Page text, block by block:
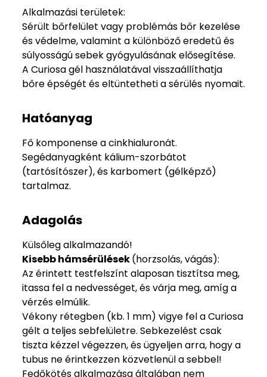
Alkalmazási területek:
Sérült bőrfelület vagy problémás bőr kezelése
és védelme, valamint a különböző eredetű és
súlyosságú sebek gyógyulásának elősegítése.
A Curiosa gél használatával visszaállíthatja
bőre épségét és eltüntetheti a sérülés nyomait.
Hatóanyag
Fő komponense a cinkhialuronát.
Segédanyagként kálium-szorbátot
(tartósítószer), és karbomert (gélképző)
tartalmaz.
Adagolás
Külsőleg alkalmazandó!
Kisebb hámsérülések(horzsolás, vágás):
Az érintett testfelszínt alaposan tisztítsa meg,
itassa fel a nedvességet, és várja meg, amíg a
vérzés elmúlik.
Vékony rétegben (kb. 1 mm) vigye fel a Curiosa
gélt a teljes sebfelületre. Sebkezelést csak
tiszta kézzel végezzen, és ügyeljen arra, hogy a
tubus ne érintkezzen közvetlenül a sebbel!
Fedőkötés alkalmazása általában nem